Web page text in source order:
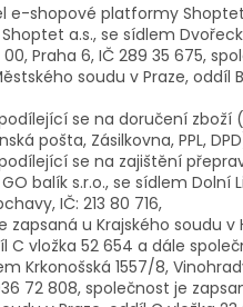
e-shopové platformy Shoptet
a.s., se sídlem
00, Praha 6, IČ 289 35 675,
soudu v Praze, oddíl
se na doručení zboží
pošta, Zásilkovna, PPL,
se na zajištění
balík s.r.o., se sídlem Dolní
IČ: 213 80 716,
zapsaná u Krajského soudu v
C vložka 52 654 a dále
Krkonošská 1557/8,
72 808, společnost je